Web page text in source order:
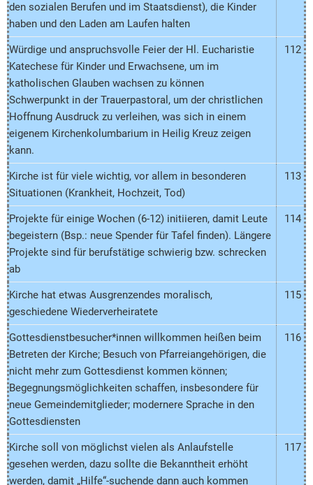
den sozialen Berufen und im Staatsdienst), die Kinder
haben und den Laden am Laufen halten
Würdige und anspruchsvolle Feier der Hl. Eucharistie
Katechese für Kinder und Erwachsene, um im
katholischen Glauben wachsen zu können
Schwerpunkt in der Trauerpastoral, um der christlichen
Hoffnung Ausdruck zu verleihen, was sich in einem
eigenem Kirchenkolumbarium in Heilig Kreuz zeigen
kann.
112
Kirche ist für viele wichtig, vor allem in besonderen
Situationen (Krankheit, Hochzeit, Tod)
113
Projekte für einige Wochen (6-12) initiieren, damit Leute
begeistern (Bsp.: neue Spender für Tafel finden). Längere
Projekte sind für berufstätige schwierig bzw. schrecken
ab
114
Kirche hat etwas Ausgrenzendes moralisch,
geschiedene Wiederverheiratete
115
Gottesdienstbesucher*innen willkommen heißen beim
Betreten der Kirche; Besuch von Pfarreiangehörigen, die
nicht mehr zum Gottesdienst kommen können;
Begegnungsmöglichkeiten schaffen, insbesondere für
neue Gemeindemitglieder; modernere Sprache in den
Gottesdiensten
116
Kirche soll von möglichst vielen als Anlaufstelle
gesehen werden, dazu sollte die Bekanntheit erhöht
werden, damit „Hilfe“-suchende dann auch kommen
117